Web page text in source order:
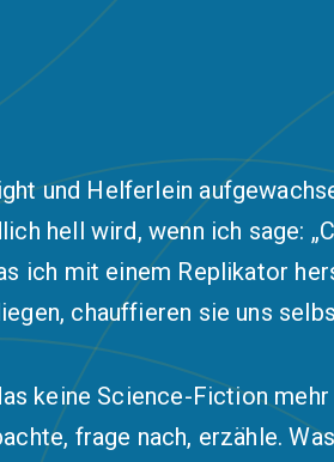
und Helferlein
hell wird, wenn ich sage:
ich mit einem Replikator
chauffieren sie uns
keine Science-Fiction
frage nach, erzähle.